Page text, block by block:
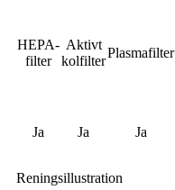
HEPA-
filter
Aktivt
kolfilter
Plasmafilter
Ja Ja Ja
Reningsillustration